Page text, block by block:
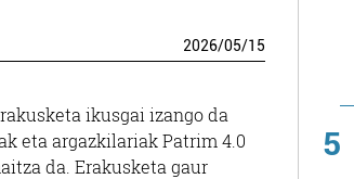
2026/05/15
ikusgai izango da
eta argazkilariak Patrim 4.0
da. Erakusketa gaur
5